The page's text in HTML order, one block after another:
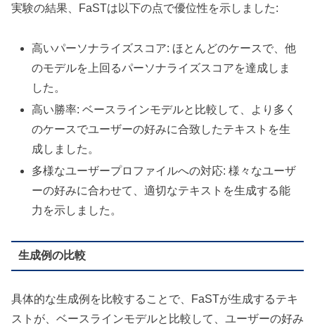
実験の結果、FaSTは以下の点で優位性を示しました:
高いパーソナライズスコア: ほとんどのケースで、他
のモデルを上回るパーソナライズスコアを達成しま
した。
高い勝率: ベースラインモデルと比較して、より多く
のケースでユーザーの好みに合致したテキストを生
成しました。
多様なユーザープロファイルへの対応: 様々なユーザ
ーの好みに合わせて、適切なテキストを生成する能
力を示しました。
生成例の比較
具体的な生成例を比較することで、FaSTが生成するテキ
ストが、ベースラインモデルと比較して、ユーザーの好み